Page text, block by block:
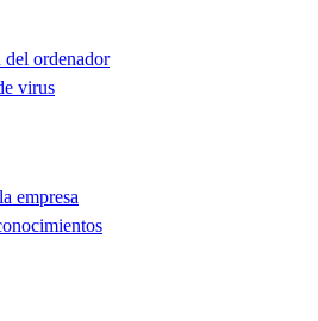
ordenador
virus
empresa